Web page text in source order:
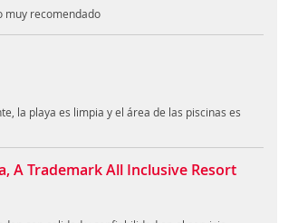
muy recomendado
la playa es limpia y el área de las piscinas es
A Trademark All Inclusive Resort